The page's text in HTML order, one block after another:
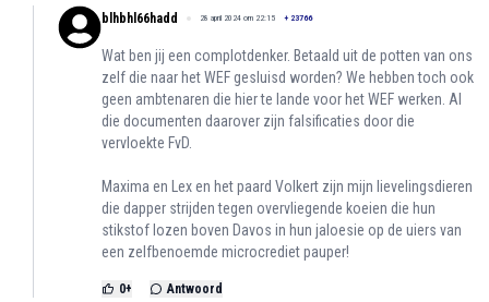
blhbhl66hadd 28 april 2024 om 22:15 + 23766
Wat ben jij een complotdenker. Betaald uit de potten van ons
zelf die naar het WEF gesluisd worden? We hebben toch ook
geen ambtenaren die hier te lande voor het WEF werken. Al
die documenten daarover zijn falsificaties door die
vervloekte FvD.
Maxima en Lex en het paard Volkert zijn mijn lievelingsdieren
die dapper strijden tegen overvliegende koeien die hun
stikstof lozen boven Davos in hun jaloesie op de uiers van
een zelfbenoemde microcrediet pauper!
0+ Antwoord